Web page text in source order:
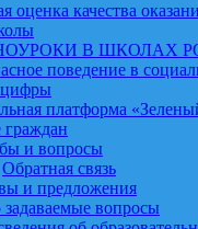
оценка качества
В ШКОЛАХ
поведение в
платформа
и вопросы
Обратная связь
и предложения
задаваемые вопросы